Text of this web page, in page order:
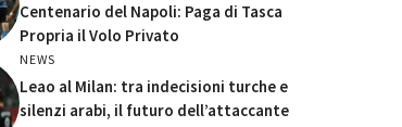
Centenario del Napoli: Paga di Tasca
Propria il Volo Privato
NEWS
Leao al Milan: tra indecisioni turche e
silenzi arabi, il futuro dell’attaccante